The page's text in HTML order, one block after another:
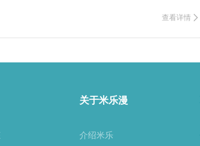
查看详情
关于米乐漫
介绍米乐